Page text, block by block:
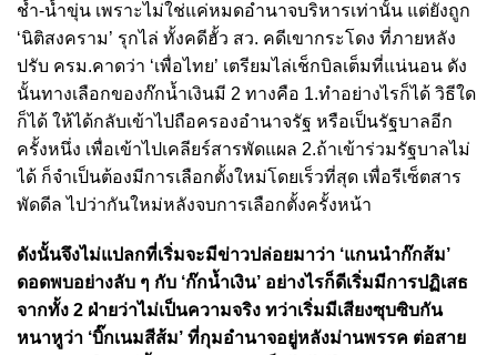
ช้ำ-น้ำขุ่น เพราะไม่ใช่แค่หมดอำนาจบริหารเท่านั้น แต่ยังถูก
‘นิติสงคราม’ รุกไล่ ทั้งคดีฮั้ว สว. คดีเขากระโดง ที่ภายหลัง
ปรับ ครม.คาดว่า ‘เพื่อไทย’ เตรียมไล่เช็กบิลเต็มที่แน่นอน ดัง
นั้นทางเลือกของก๊กน้ำเงินมี 2 ทางคือ 1.ทำอย่างไรก็ได้ วิธีใด
ก็ได้ ให้ได้กลับเข้าไปถือครองอำนาจรัฐ หรือเป็นรัฐบาลอีก
ครั้งหนึ่ง เพื่อเข้าไปเคลียร์สารพัดแผล 2.ถ้าเข้าร่วมรัฐบาลไม่
ได้ ก็จำเป็นต้องมีการเลือกตั้งใหม่โดยเร็วที่สุด เพื่อรีเซ็ตสาร
พัดดีล ไปว่ากันใหม่หลังจบการเลือกตั้งครั้งหน้า
ดังนั้นจึงไม่แปลกที่เริ่มจะมีข่าวปล่อยมาว่า ‘แกนนำก๊กส้ม’
ดอดพบอย่างลับ ๆ กับ ‘ก๊กน้ำเงิน’ อย่างไรก็ดีเริ่มมีการปฏิเสธ
จากทั้ง 2 ฝ่ายว่าไม่เป็นความจริง ทว่าเริ่มมีเสียงซุบซิบกัน
หนาหูว่า ‘บิ๊กเนมสีส้ม’ ที่กุมอำนาจอยู่หลังม่านพรรค ต่อสาย